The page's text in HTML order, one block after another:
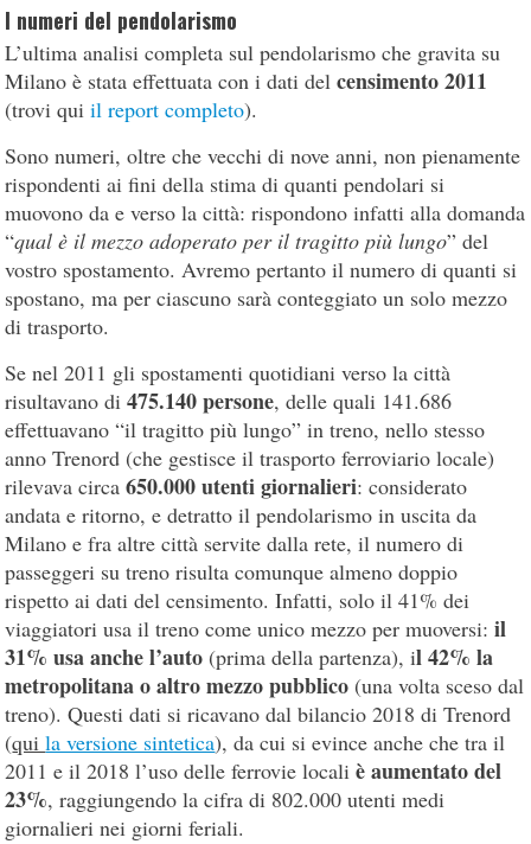
I numeri del pendolarismo
L’ultima analisi completa sul pendolarismo che gravita su
Milano è stata effettuata con i dati delcensimento 2011
(trovi quiil report completo).
Sono numeri, oltre che vecchi di nove anni, non pienamente
rispondenti ai fini della stima di quanti pendolari si
muovono da e verso la città: rispondono infatti alla domanda
“qual è il mezzo adoperato per il tragitto più lungo” del
vostro spostamento. Avremo pertanto il numero di quanti si
spostano, ma per ciascuno sarà conteggiato un solo mezzo
di trasporto.
Se nel 2011 gli spostamenti quotidiani verso la città
risultavano di475.140 persone, delle quali 141.686
effettuavano “il tragitto più lungo” in treno, nello stesso
anno Trenord (che gestisce il trasporto ferroviario locale)
rilevava circa650.000 utenti giornalieri: considerato
andata e ritorno, e detratto il pendolarismo in uscita da
Milano e fra altre città servite dalla rete, il numero di
passeggeri su treno risulta comunque almeno doppio
rispetto ai dati del censimento. Infatti, solo il 41% dei
viaggiatori usa il treno come unico mezzo per muoversi:il
31% usa anche l’auto (prima della partenza), il 42% la
metropolitana o altro mezzo pubblico (una volta sceso dal
treno). Questi dati si ricavano dal bilancio 2018 di Trenord
(quila versione sintetica), da cui si evince anche che tra il
2011 e il 2018 l’uso delle ferrovie localiè aumentato del
23%, raggiungendo la cifra di 802.000 utenti medi
giornalieri nei giorni feriali.